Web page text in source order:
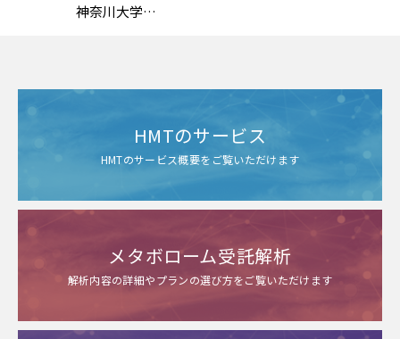
神奈川大学
未利用資源の活用と世界初
HMTのサービス
HMTのサービス概要をご覧いただけます
メタボローム受託解析
解析内容の詳細やプランの選び方をご覧いただけます